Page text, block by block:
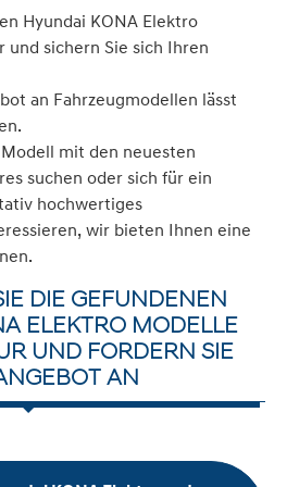
Hyundai KONA Elektro
sichern Sie sich Ihren
an Fahrzeugmodellen lässt
mit den neuesten
suchen oder sich für ein
hochwertiges
wir bieten Ihnen eine
DIE GEFUNDENEN
ELEKTRO MODELLE
UND FORDERN SIE
AN